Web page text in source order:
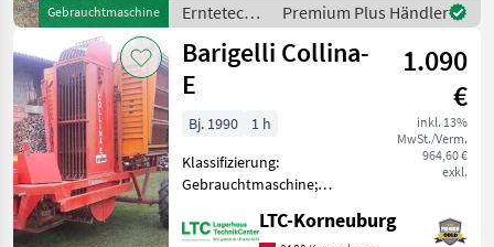
Gebrauchtmaschine
Erntetechnik
Ackerbau /
Kleine
Premium Plus Händler
Barigelli Collina-
E
1.090
€
inkl. 13%
MwSt./Verm.
964,60 €
exkl.
Bj. 1990
1 h
Klassifizierung:
Gebrauchtmaschine;
ElektrohydraulischeLTC-Korneuburg